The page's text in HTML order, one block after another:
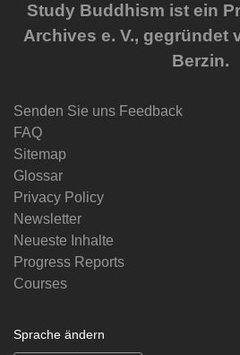
Study Buddhism ist ein
Archives e. V., gegründet
Berzin.
Senden Sie uns Feedback
FAQ
Sitemap
Glossar
Privacy Policy
Newsletter
Neueste Inhalte
Progress Reports
Courses
Sprache ändern